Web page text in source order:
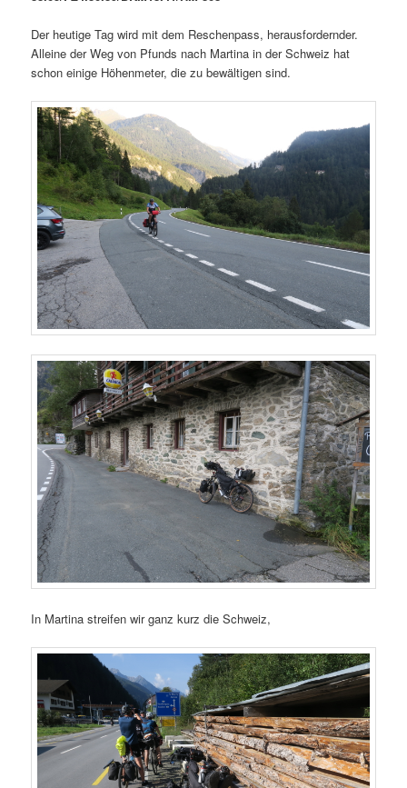
Der heutige Tag wird mit dem Reschenpass, herausfordernder.
Alleine der Weg von Pfunds nach Martina in der Schweiz hat
schon einige Höhenmeter, die zu bewältigen sind.
In Martina streifen wir ganz kurz die Schweiz,